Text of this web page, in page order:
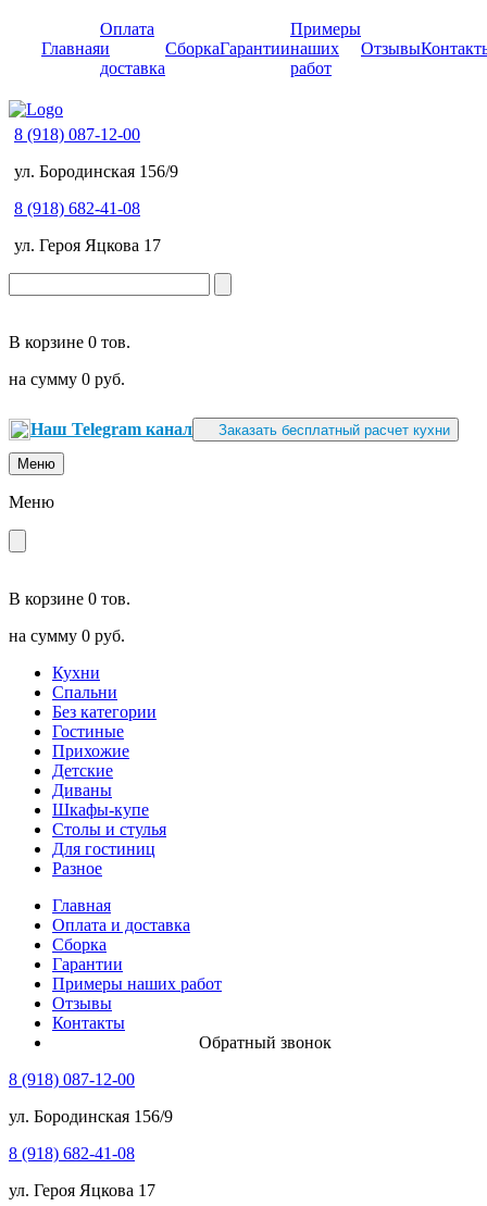
Главная
Оплата
и
доставка
СборкаГарантии
Примеры
наших
работ
Отзывы
8 (918) 087-12-00
ул. Бородинская 156/9
8 (918) 682-41-08
ул. Героя Яцкова 17
В корзине 0 тов.
на сумму 0 руб.
Наш Telegram канал Заказать бесплатный расчет кухни
Меню
Меню
В корзине 0 тов.
на сумму 0 руб.
Кухни
Спальни
Без категории
Гостиные
Прихожие
Детские
Диваны
Шкафы-купе
Столы и стулья
Для гостиниц
Разное
Главная
Оплата и доставка
Сборка
Гарантии
Примеры наших работ
Отзывы
Контакты
Обратный звонок
8 (918) 087-12-00
ул. Бородинская 156/9
8 (918) 682-41-08
ул. Героя Яцкова 17